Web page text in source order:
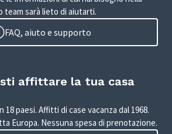
team sarà lieto di aiutarti.
FAQ, aiuto e supporto
affittare la tua casa
18 paesi. Affitti di case vacanza dal 1968.
Europa. Nessuna spesa di prenotazione.